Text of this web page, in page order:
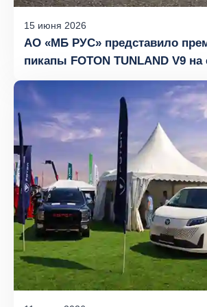
15 июня 2026
АО «МБ РУС» представило
пикапы FOTON TUNLAND V9
гольф-турнире в «Агаларов
Кантри Клуб»